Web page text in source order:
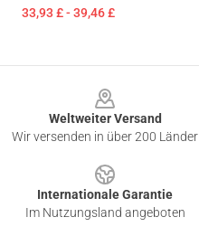
33,93 £ - 39,46 £
Weltweiter Versand
Wir versenden in über 200 Länder
Internationale Garantie
Im Nutzungsland angeboten